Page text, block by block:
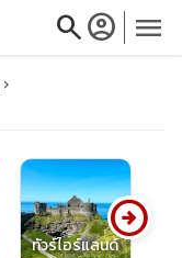
searchaccount_circle menu
close
ทัวร์ไอร์แลนด์
arrow_circle_right